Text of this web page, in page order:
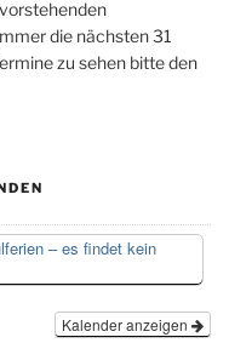
die nächsten 31
zu sehen bitte den
– es findet kein
Kalender anzeigen